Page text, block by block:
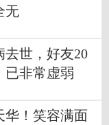
无
去世，好友20
已非常虚弱
华！笑容满面